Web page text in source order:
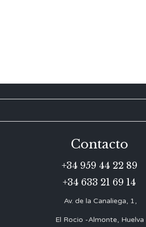
Contacto
+34 959 44 22 89
+34 633 21 69 14
Av. de la Canaliega, 1,
El Rocio -Almonte, Huelva